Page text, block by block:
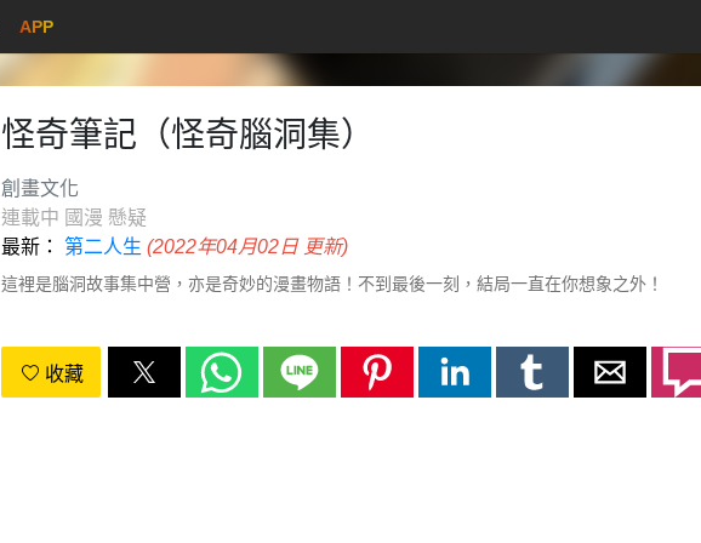
APP
怪奇筆記（怪奇腦洞集）
創畫文化
連載中 國漫 懸疑
最新： 第二人生 (2022年04月02日 更新)
這裡是腦洞故事集中營，亦是奇妙的漫畫物語！不到最後一刻，結局一直在你想象之外！
收藏